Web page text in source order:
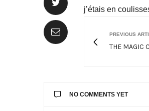
j’étais en
PREVIOUS
THE MAGIC
NO COMMENTS YET